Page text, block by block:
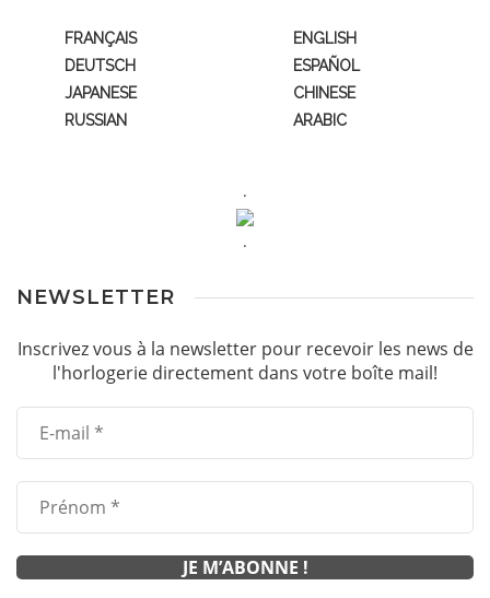
FRANÇAIS
ENGLISH
DEUTSCH
ESPAÑOL
JAPANESE
CHINESE
RUSSIAN
ARABIC
.
.
NEWSLETTER
Inscrivez vous à la newsletter pour recevoir les news de
l'horlogerie directement dans votre boîte mail!